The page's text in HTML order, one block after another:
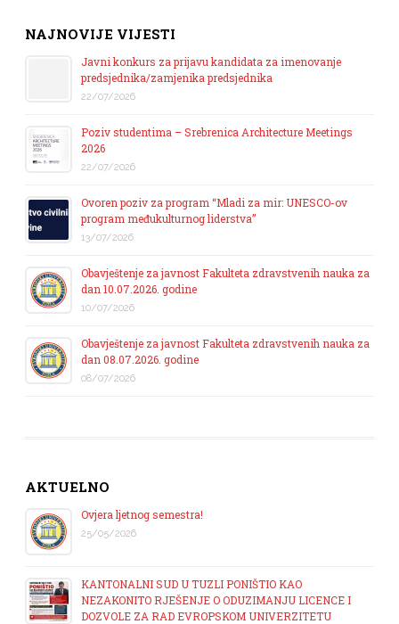
NAJNOVIJE VIJESTI
Javni konkurs za prijavu kandidata za imenovanje
predsjednika/zamjenika predsjednika
22/07/2026
Poziv studentima – Srebrenica Architecture Meetings
2026
22/07/2026
Ovoren poziv za program “Mladi za mir: UNESCO-ov
program međukulturnog liderstva”
13/07/2026
Obavještenje za javnost Fakulteta zdravstvenih nauka za
dan 10.07.2026. godine
10/07/2026
Obavještenje za javnost Fakulteta zdravstvenih nauka za
dan 08.07.2026. godine
08/07/2026
AKTUELNO
Ovjera ljetnog semestra!
25/05/2026
KANTONALNI SUD U TUZLI PONIŠTIO KAO
NEZAKONITO RJEŠENJE O ODUZIMANJU LICENCE I
DOZVOLE ZA RAD EVROPSKOM UNIVERZITETU